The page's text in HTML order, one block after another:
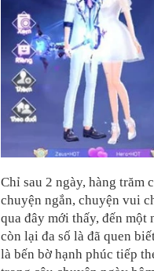
Chỉ sau 2 ngày, hàng trăm
chuyện ngắn, chuyện vui
qua đây mới thấy, đến một
còn lại đa số là đã quen
là bến bờ hạnh phúc tiếp